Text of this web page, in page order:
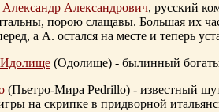
Александрович, русский
порою слащавы. Большая их
а А. остался на месте и теперь
(Одолище) - былинный
(Пьетро-Мира Pedrillo) - известный
на скрипке в придворной